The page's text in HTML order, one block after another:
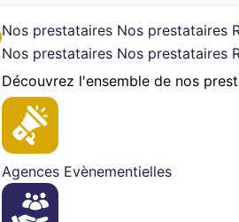
Nos prestataires Nos prestataires
Nos prestataires Nos prestataires
Découvrez l'ensemble de nos
Agences Evènementielles